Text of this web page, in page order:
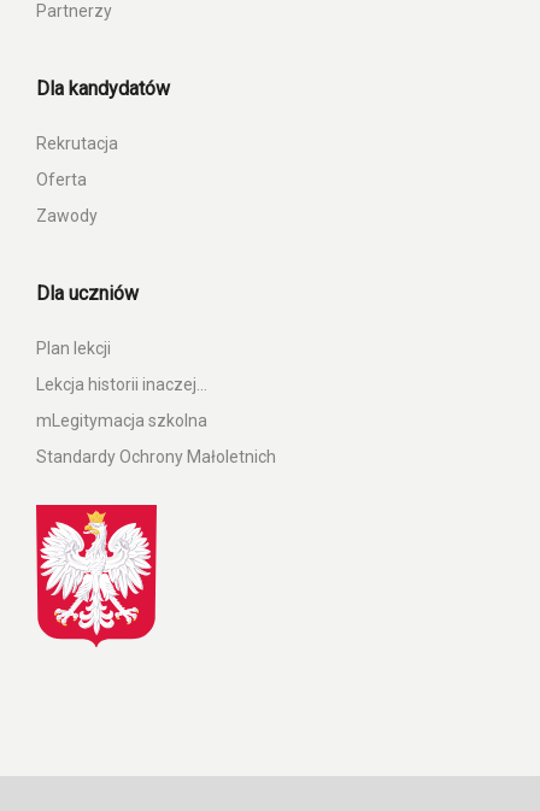
Partnerzy
Dla kandydatów
Rekrutacja
Oferta
Zawody
Dla uczniów
Plan lekcji
Lekcja historii inaczej…
mLegitymacja szkolna
Standardy Ochrony Małoletnich